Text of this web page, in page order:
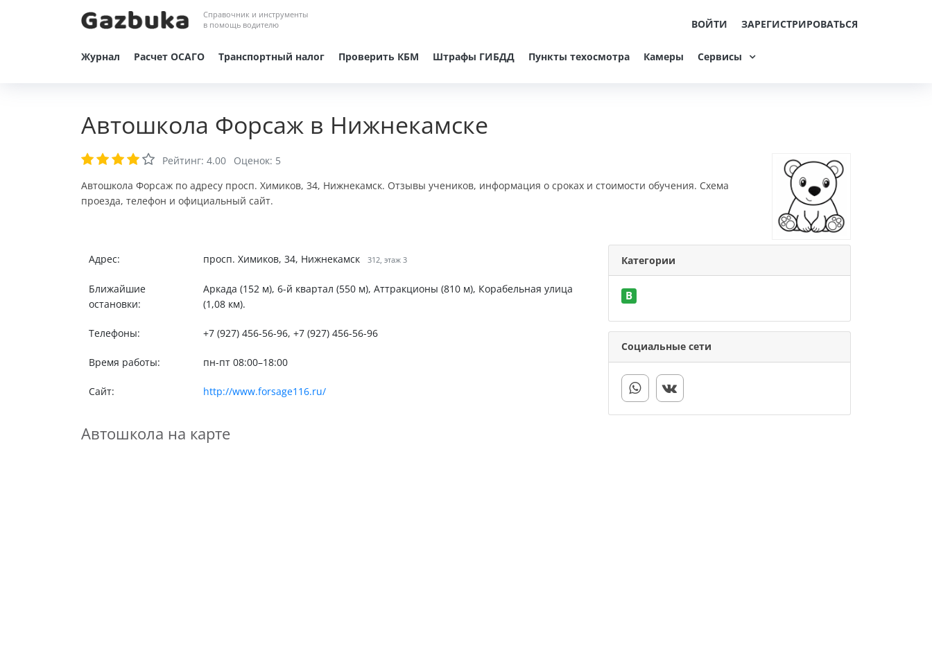
Справочник и инструменты
в помощь водителю
ВОЙТИ ЗАРЕГИСТРИРОВАТЬСЯ
Журнал Расчет ОСАГО Транспортный налог Проверить КБМ Штрафы ГИБДД Пункты техосмотра Камеры Сервисы
Автошкола Форсаж в Нижнекамске
Рейтинг: 4.00 Оценок: 5
Автошкола Форсаж по адресу просп. Химиков, 34, Нижнекамск. Отзывы учеников, информация о сроках и стоимости обучения. Схема
проезда, телефон и официальный сайт.
Адрес: просп. Химиков, 34, Нижнекамск 312, этаж 3
Ближайшие
остановки:
Аркада (152 м), 6-й квартал (550 м), Аттракционы (810 м), Корабельная улица
(1,08 км).
Телефоны: +7 (927) 456-56-96, +7 (927) 456-56-96
Время работы: пн-пт 08:00–18:00
Сайт: http://www.forsage116.ru/
Категории
B
Социальные сети
Автошкола на карте